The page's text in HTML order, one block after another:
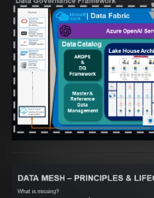
Artikel:Warum
orientierte
skalierbare